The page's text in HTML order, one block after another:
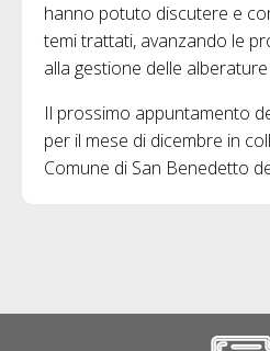
hanno potuto discutere e
temi trattati, avanzando le
alla gestione delle
Il prossimo appuntamento
per il mese di dicembre in
Comune di San Benedetto